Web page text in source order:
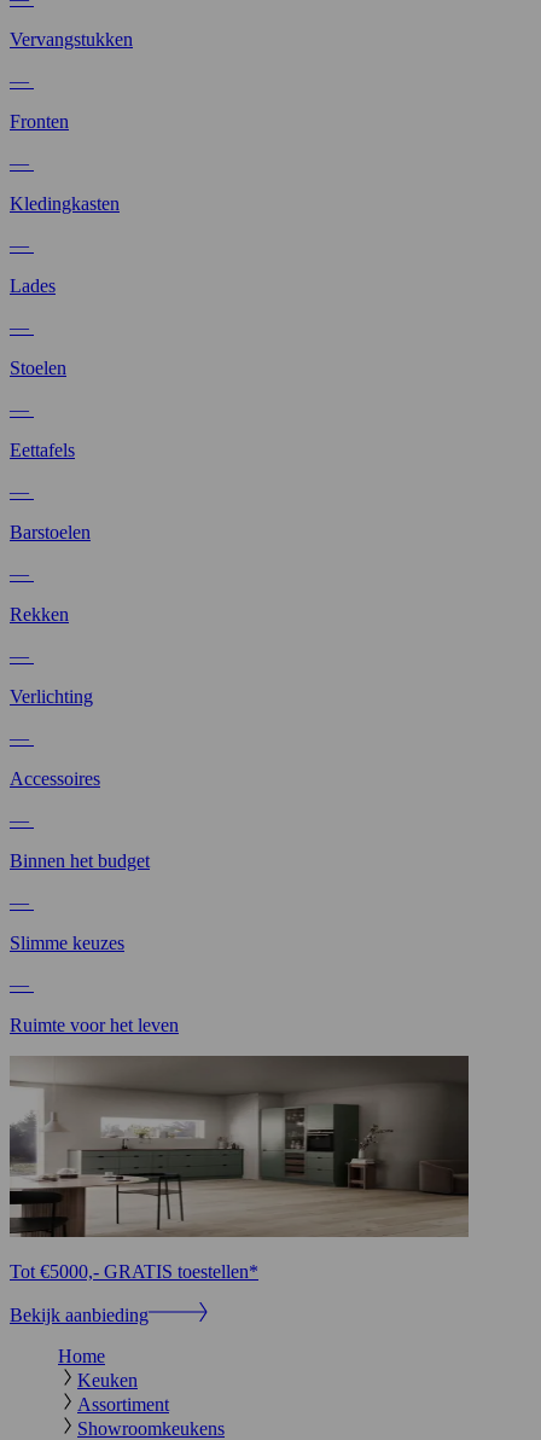
Vervangstukken
—
Fronten
—
Kledingkasten
—
Lades
—
Stoelen
—
Eettafels
—
Barstoelen
—
Rekken
—
Verlichting
—
Accessoires
—
Binnen het budget
—
Slimme keuzes
—
Ruimte voor het leven
Tot €5000,- GRATIS toestellen*
Bekijk aanbieding
Home
Keuken
Assortiment
Showroomkeukens